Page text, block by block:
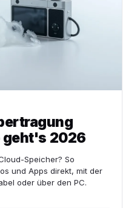
geht's 2026
Speicher? So
und Apps direkt, mit der
oder über den PC.